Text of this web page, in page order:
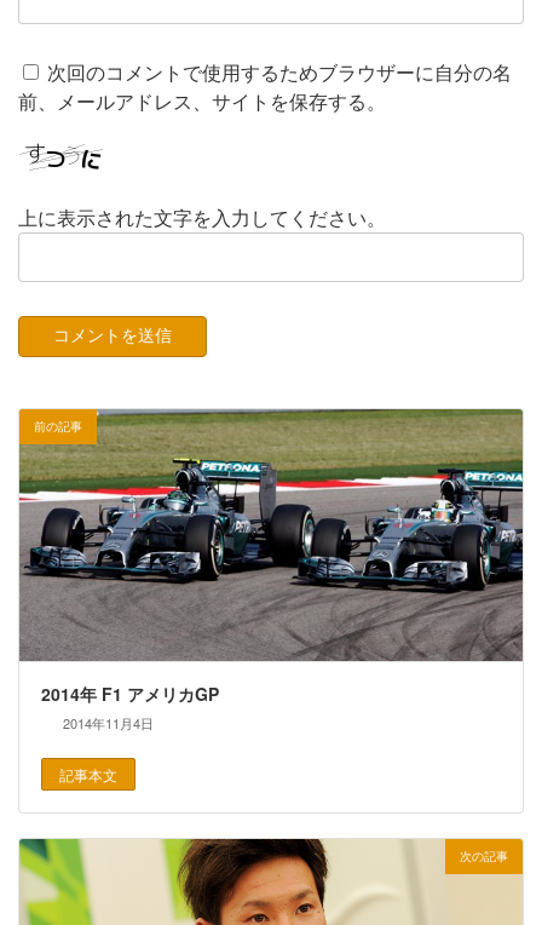
次回のコメントで使用するためブラウザーに自分の名
前、メールアドレス、サイトを保存する。
上に表示された文字を入力してください。
前の記事
2014年 F1 アメリカGP
2014年11月4日
記事本文
次の記事